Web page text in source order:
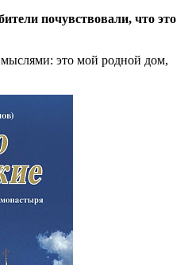
почувствовали, что это
это мой родной дом,